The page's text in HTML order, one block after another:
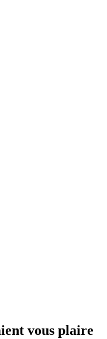
vous plaire